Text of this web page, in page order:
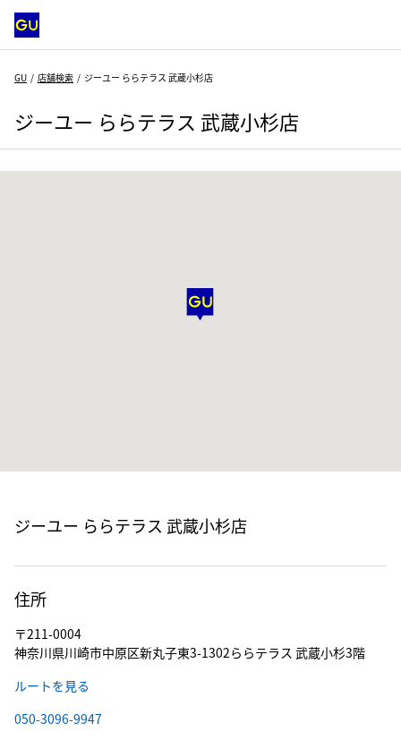
GU 店舗検索 ジーユー ららテラス 武蔵小杉店
ジーユー ららテラス 武蔵小杉店
ジーユー ららテラス 武蔵小杉店
住所
〒211-0004
神奈川県川崎市中原区新丸子東3-1302ららテラス 武蔵小杉3階
ルートを見る
050-3096-9947